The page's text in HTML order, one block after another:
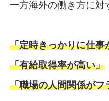
一方海外の働き方に対
「定時きっかりに仕事
「有給取得率が高い」
「職場の人間関係がフ